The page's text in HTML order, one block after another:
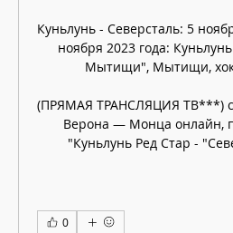
Куньлунь - Северсталь: 5
ноября 2023 года:
Мытищи", Мытищи,
(ПРЯМАЯ ТРАНСЛЯЦИЯ ТВ***)
Верона — Монца онлайн,
"Куньлунь Ред Стар -
0